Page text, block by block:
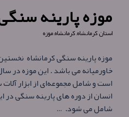
موزه پارینه‌
استان کرمانشاه,کرمانشاه,موزه
موزه پارینه‌ سنگی کرمانشاه
است و شامل مجموعه‌ای از ابزار
انسان از دوره‌ های پارینه سنگی در
شامل می‌ شود. …